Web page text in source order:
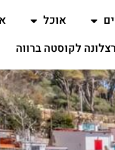
אוכל
לקוסטה ברווה